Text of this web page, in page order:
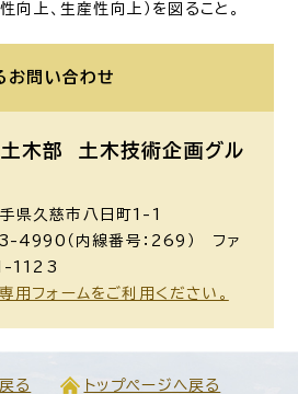
向上、生産性向上）を図ること。
お問い合わせ
木部
土木技術企画グル
久慈市八日町1-1
4990（内線番号：269） ファ
1123
用フォームをご利用ください。
る トップページへ戻る